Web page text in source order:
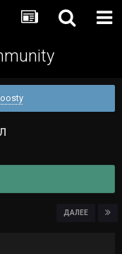
ДАЛЕЕ